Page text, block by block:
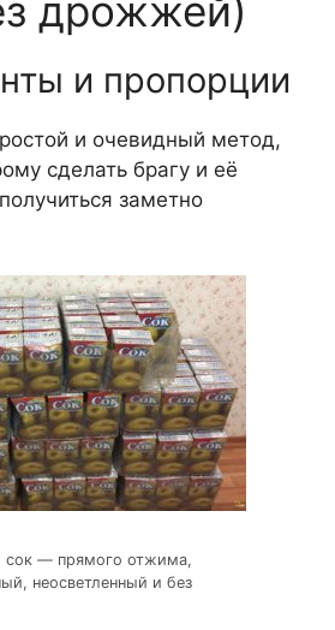
дрожжей)
и пропорции
и очевидный метод,
сделать брагу и её
заметно
— прямого отжима,
неосветленный и без